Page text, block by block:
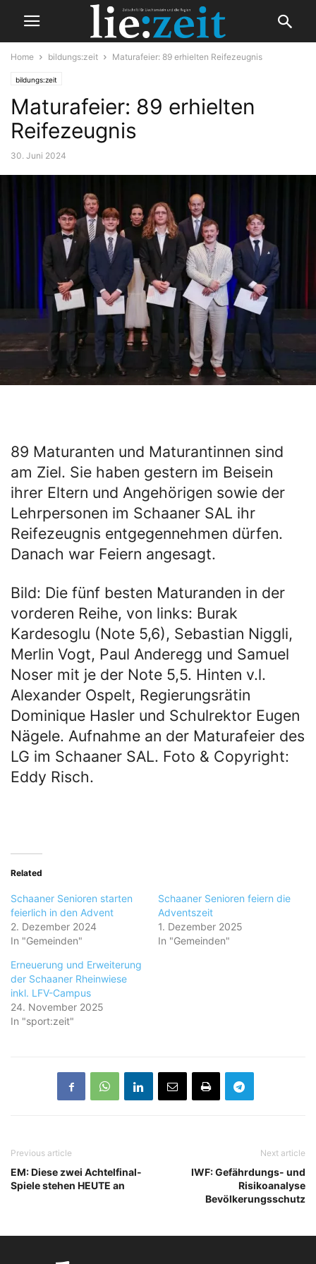
Home bildungs:zeit Maturafeier: 89 erhielten Reifezeugnis
bildungs:zeit
Maturafeier: 89 erhielten
Reifezeugnis
30. Juni 2024
89 Maturanten und Maturantinnen sind
am Ziel. Sie haben gestern im Beisein
ihrer Eltern und Angehörigen sowie der
Lehrpersonen im Schaaner SAL ihr
Reifezeugnis entgegennehmen dürfen.
Danach war Feiern angesagt.
Bild: Die fünf besten Maturanden in der
vorderen Reihe, von links: Burak
Kardesoglu (Note 5,6), Sebastian Niggli,
Merlin Vogt, Paul Anderegg und Samuel
Noser mit je der Note 5,5. Hinten v.l.
Alexander Ospelt, Regierungsrätin
Dominique Hasler und Schulrektor Eugen
Nägele. Aufnahme an der Maturafeier des
LG im Schaaner SAL. Foto & Copyright:
Eddy Risch.
Related
Schaaner Senioren starten
feierlich in den Advent
2. Dezember 2024
In "Gemeinden"
Schaaner Senioren feiern die
Adventszeit
1. Dezember 2025
In "Gemeinden"
Erneuerung und Erweiterung
der Schaaner Rheinwiese
inkl. LFV-Campus
24. November 2025
In "sport:zeit"
Previous article
EM: Diese zwei Achtelfinal-
Spiele stehen HEUTE an
Next article
IWF: Gefährdungs- und
Risikoanalyse
Bevölkerungsschutz